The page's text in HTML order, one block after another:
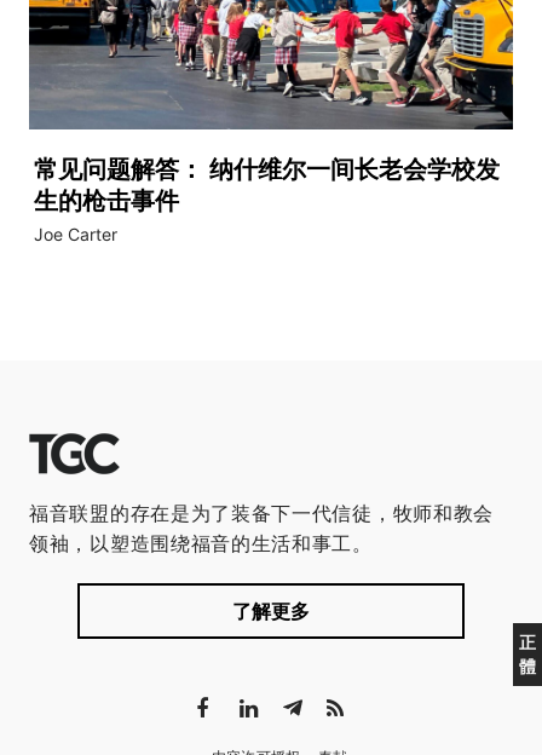
常见问题解答： 纳什维尔一间长老会学校发
生的枪击事件
Joe Carter
正
體
福音联盟的存在是为了装备下一代信徒，牧师和教会
领袖，以塑造围绕福音的生活和事工。
了解更多